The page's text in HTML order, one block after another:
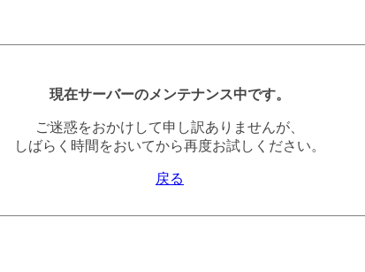
現在サーバーのメンテナンス中です。
ご迷惑をおかけして申し訳ありませんが、
しばらく時間をおいてから再度お試しください。
戻る